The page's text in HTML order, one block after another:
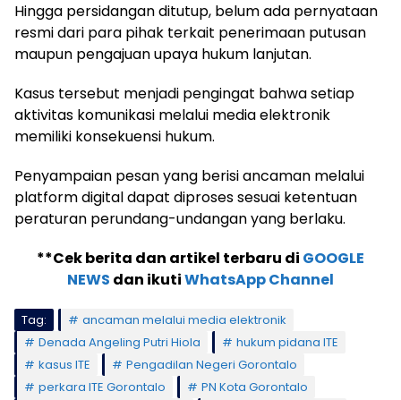
Hingga persidangan ditutup, belum ada pernyataan
resmi dari para pihak terkait penerimaan putusan
maupun pengajuan upaya hukum lanjutan.
Kasus tersebut menjadi pengingat bahwa setiap
aktivitas komunikasi melalui media elektronik
memiliki konsekuensi hukum.
Penyampaian pesan yang berisi ancaman melalui
platform digital dapat diproses sesuai ketentuan
peraturan perundang-undangan yang berlaku.
**Cek berita dan artikel terbaru di GOOGLE
NEWS dan ikutiWhatsApp Channel
Tag:
ancaman melalui media elektronik
Denada Angeling Putri Hiola
hukum pidana ITE
kasus ITE
Pengadilan Negeri Gorontalo
perkara ITE Gorontalo
PN Kota Gorontalo